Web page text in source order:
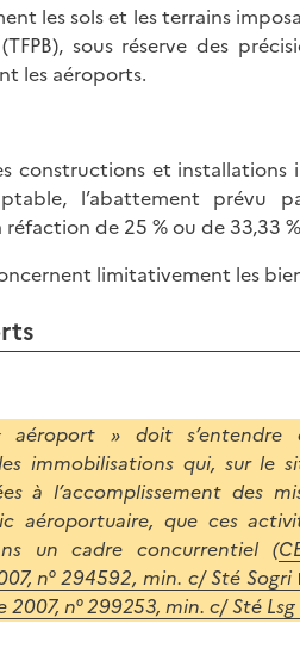
les sols et les terrains
sous réserve des
les aéroports.
constructions et installations
l’abattement prévu
réfaction de 25 % ou de 33,33
limitativement les
» doit s’entendre
immobilisations qui, sur le
à l’accomplissement des
aéroportuaire, que ces
un cadre concurrentiel (
n° 294592, min. c/ Sté Sogri
n° 299253, min. c/ Sté